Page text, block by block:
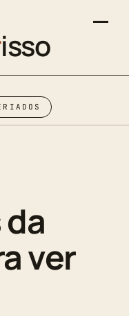
isso
ver